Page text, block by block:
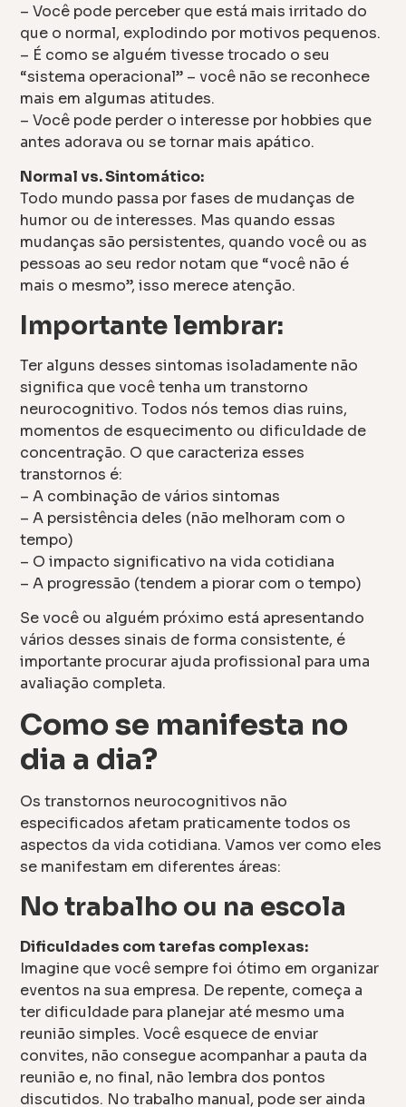
– Você pode perceber que está mais irritado do
que o normal, explodindo por motivos pequenos.
– É como se alguém tivesse trocado o seu
“sistema operacional” – você não se reconhece
mais em algumas atitudes.
– Você pode perder o interesse por hobbies que
antes adorava ou se tornar mais apático.
Normal vs. Sintomático:
Todo mundo passa por fases de mudanças de
humor ou de interesses. Mas quando essas
mudanças são persistentes, quando você ou as
pessoas ao seu redor notam que “você não é
mais o mesmo”, isso merece atenção.
Importante lembrar:
Ter alguns desses sintomas isoladamente não
significa que você tenha um transtorno
neurocognitivo. Todos nós temos dias ruins,
momentos de esquecimento ou dificuldade de
concentração. O que caracteriza esses
transtornos é:
– A combinação de vários sintomas
– A persistência deles (não melhoram com o
tempo)
– O impacto significativo na vida cotidiana
– A progressão (tendem a piorar com o tempo)
Se você ou alguém próximo está apresentando
vários desses sinais de forma consistente, é
importante procurar ajuda profissional para uma
avaliação completa.
Como se manifesta no
dia a dia?
Os transtornos neurocognitivos não
especificados afetam praticamente todos os
aspectos da vida cotidiana. Vamos ver como eles
se manifestam em diferentes áreas:
No trabalho ou na escola
Dificuldades com tarefas complexas:
Imagine que você sempre foi ótimo em organizar
eventos na sua empresa. De repente, começa a
ter dificuldade para planejar até mesmo uma
reunião simples. Você esquece de enviar
convites, não consegue acompanhar a pauta da
reunião e, no final, não lembra dos pontos
discutidos. No trabalho manual, pode ser ainda